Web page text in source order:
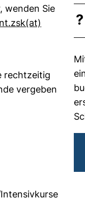
wenden Sie
rechtzeitig
vergeben
?